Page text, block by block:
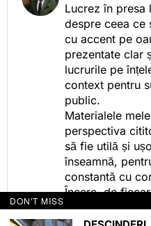
Lucrez în presa
despre ceea ce
cu accent pe
prezentate clar
lucrurile pe
context pentru
public.
Materialele
perspectiva
să fie utilă și
înseamnă,
constantă cu
Încerc, de
celor care
ceea ce fac.
DON'T MISS